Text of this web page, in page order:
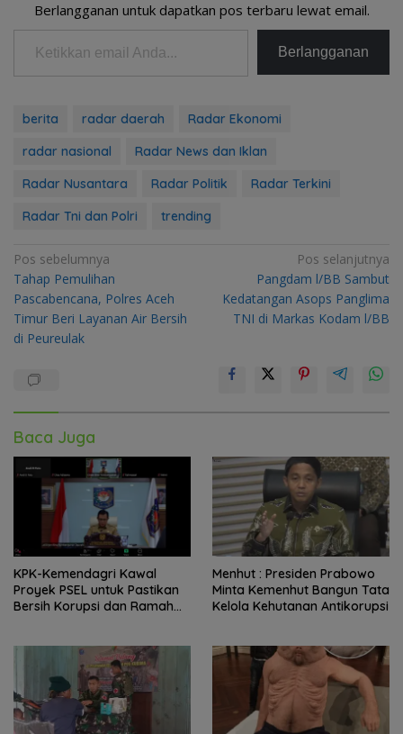
Berlangganan untuk dapatkan pos terbaru lewat email.
Ketikkan email Anda...
Berlangganan
berita radar daerah
Radar Ekonomi
radar nasional
Radar News dan Iklan
Radar Nusantara
Radar Politik
Radar Terkini
Radar Tni dan Polri
trending
Navigasi
pos
Pos sebelumnya
Tahap Pemulihan
Pascabencana, Polres Aceh
Timur Beri Layanan Air Bersih
di Peureulak
Pos selanjutnya
Pangdam l/BB Sambut
Kedatangan Asops Panglima
TNI di Markas Kodam l/BB
Baca Juga
KPK-Kemendagri Kawal
Proyek PSEL untuk Pastikan
Bersih Korupsi dan Ramah
Menhut : Presiden Prabowo
Minta Kemenhut Bangun Tata
Kelola Kehutanan Antikorupsi